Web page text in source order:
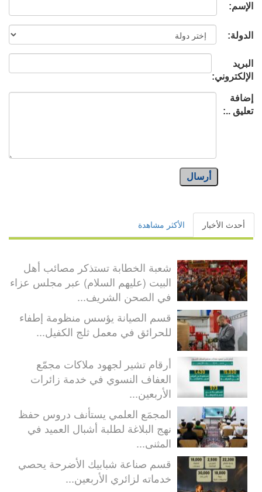
الإسم:
الدولة:
البريد
الإلكتروني:
إضافة
تعليق ..:
أرسال
أحدث الأخبار الأكثر مشاهدة
شعبة الخطابة تستذكر مصائب أهل
البيت (عليهم السلام) عبر مجلس عزاء
في الصحن الشريف...
قسم الصيانة يؤسس منظومة إطفاء
للحرائق في معمل ثلج الكفيل...
أرقام تشير لجهود ملاكات مجمّع
العفاف النسوي في خدمة زائرات
الأربعين...
المجمَع العلمي يستأنف دروس حفظ
نهج البلاغة لطلبة أشبال العميد في
المثنى...
قسم صناعة شبابيك الأضرحة يحصي
خدماته لزائري الأربعين...